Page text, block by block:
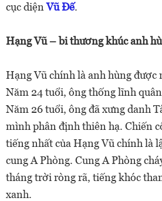
cục diệnVũ Đế.
Hạng Vũ – bi thương khúc anh
Hạng Vũ chính là anh hùng được
Năm 24 tuổi, ông thống lĩnh
Năm 26 tuổi, ông đã xưng danh
mình phân định thiên hạ. Chiến
tiếng nhất của Hạng Vũ chính là
cung A Phòng. Cung A Phòng
tháng trời ròng rã, tiếng khóc
xanh.